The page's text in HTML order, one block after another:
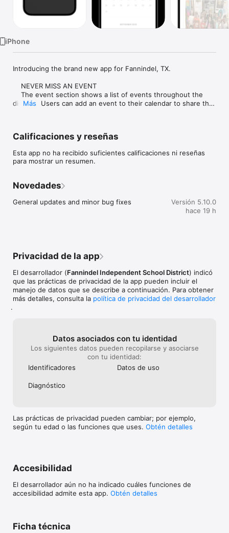
iPhone
Introducing the brand new app for Fannindel, TX.
    NEVER MISS AN EVENT
    The event section shows a list of events throughout the
district.  Users can add an event to their calendar to share the
    Select your student's organization within the app and make
    CAFETERIA MENUS
weekly menu, sorted by day and meal type.
    DISTRICT UPDATES
    In the Live Feed is where you'll find updates from the
    CONTACT STAFF & DEPARTMENTS
    Find relevant staff and department contacts under an easy-
to-navigate directory.
Más
Calificaciones y reseñas
Esta app no ha recibido suficientes calificaciones ni reseñas
para mostrar un resumen.
Novedades
General updates and minor bug fixes
Versión 5.10.0
hace 19 h
Privacidad de la app
El desarrollador (Fannindel Independent School District) indicó
que las prácticas de privacidad de la app pueden incluir el
manejo de datos que se describe a continuación. Para obtener
más detalles, consulta la política de privacidad del desarrollador
.
Datos asociados con tu identidad
Los siguientes datos pueden recopilarse y asociarse
con tu identidad:
Identificado­res
Datos de uso
Diagnóstico
Las prácticas de privacidad pueden cambiar; por ejemplo,
según tu edad o las funciones que uses. Obtén detalles
Accesibilidad
El desarrollador aún no ha indicado cuáles funciones de
accesibilidad admite esta app. Obtén detalles
Ficha técnica